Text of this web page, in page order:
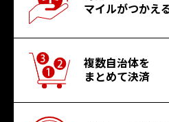
マイルがつかえ
複数自治体を
まとめて決済